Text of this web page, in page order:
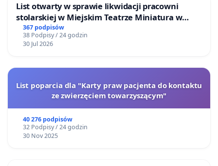
List otwarty w sprawie likwidacji pracowni
stolarskiej w Miejskim Teatrze Miniatura w
Gdańsku
367 podpisów
38 Podpisy / 24 godzin
30 Jul 2026
List poparcia dla "Karty praw pacjenta do kontaktu
ze zwierzęciem towarzyszącym"
40 276 podpisów
32 Podpisy / 24 godzin
30 Nov 2025